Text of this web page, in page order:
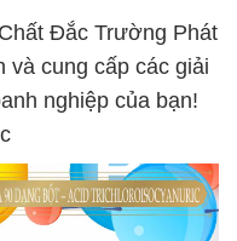
Đắc Trường Phát
và cung cấp các giải
nghiệp của bạn!